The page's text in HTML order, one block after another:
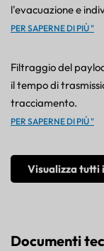
l'evacuazione e
PER SAPERNE DI PIÙ "
Filtraggio del
il tempo di
tracciamento.
PER SAPERNE DI PIÙ "
Visualizza tutti
Documenti